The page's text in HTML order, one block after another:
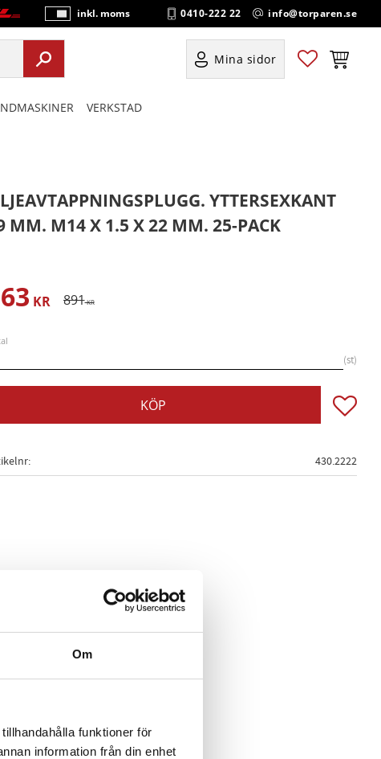
Om
funktioner för
information från din enhet
P
ri
s
e
vi
inkl. moms 0410-222 22 info@torparen.se
Mina sidor Favoriter
VERKSTAD
YTTERSEXKANT
MM. M14 X 1.5 X 22 MM. 25-PACK
pris:
KR Ordinarie pris:
891KR
st
KÖP Lägg
430.2222